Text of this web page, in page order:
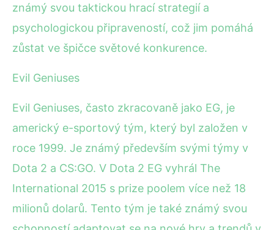
známý svou taktickou hrací strategií a
psychologickou připraveností, což jim pomáhá
zůstat ve špičce světové konkurence.
Evil Geniuses
Evil Geniuses, často zkracovaně jako EG, je
americký e-sportový tým, který byl založen v
roce 1999. Je známý především svými týmy v
Dota 2 a CS:GO. V Dota 2 EG vyhrál The
International 2015 s prize poolem více než 18
milionů dolarů. Tento tým je také známý svou